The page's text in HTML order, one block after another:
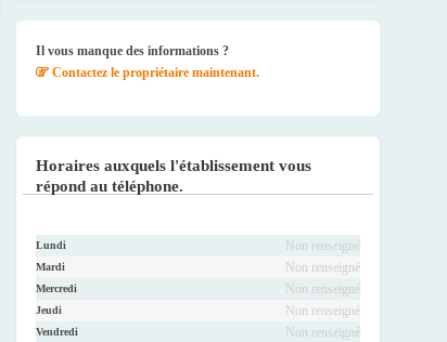
Il vous manque des informations ?
Contactez le propriétaire maintenant.
Horaires auxquels l'établissement vous
répond au téléphone.
Lundi Non renseigné
Mardi Non renseigné
Mercredi Non renseigné
Jeudi Non renseigné
Vendredi Non renseigné